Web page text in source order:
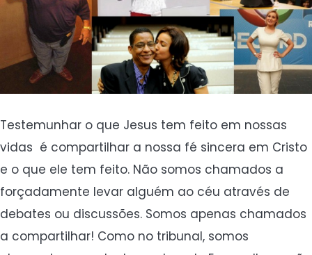
Testemunhar o que Jesus tem feito em nossas
vidas é compartilhar a nossa fé sincera em Cristo
e o que ele tem feito. Não somos chamados a
forçadamente levar alguém ao céu através de
debates ou discussões. Somos apenas chamados
a compartilhar! Como no tribunal, somos